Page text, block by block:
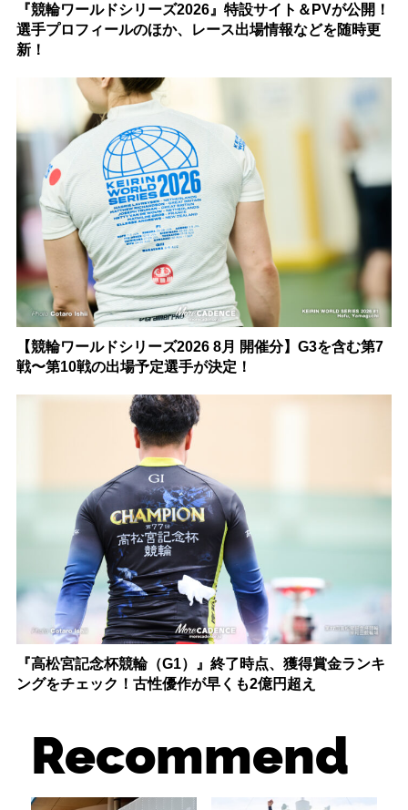
『競輪ワールドシリーズ2026』特設サイト＆PVが公開！
選手プロフィールのほか、レース出場情報などを随時更
新！
【競輪ワールドシリーズ2026 8月 開催分】G3を含む第7
戦〜第10戦の出場予定選手が決定！
『高松宮記念杯競輪（G1）』終了時点、獲得賞金ランキ
ングをチェック！古性優作が早くも2億円超え
Recommend